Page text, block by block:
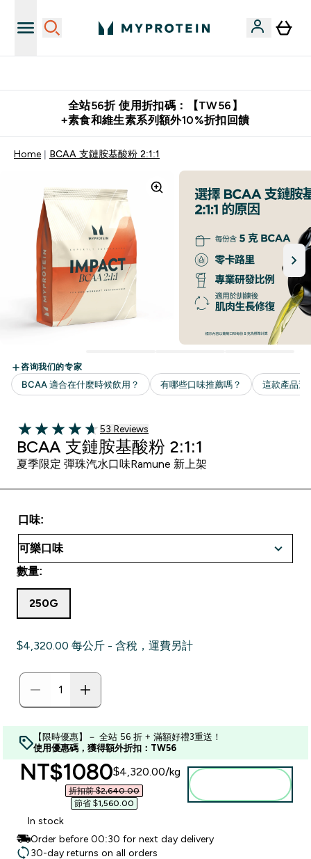
全站56折 使用折扣碼：【TW56】
+素食和維生素系列額外10%折扣回饋
Home BCAA 支鏈胺基酸粉 2:1:1
4.68 out of 5 stars
53 customer reviews
53 Reviews
BCAA 支鏈胺基酸粉 2:1:1
夏季限定 彈珠汽水口味Ramune 新上架
口味:
數量:
250G
$4,320.00‎ 每公斤 - 含稅，運費另計
【限時優惠】－ 全站 56 折 + 滿額好禮3重送！
使用優惠碼，獲得額外折扣：TW56
discounted price
NT$1080‎$4,320.00‎/kg
折扣前 $2,640.00‎
節省 $1,560.00‎
In stock
Order before 00:30 for next day delivery
30-day returns on all orders